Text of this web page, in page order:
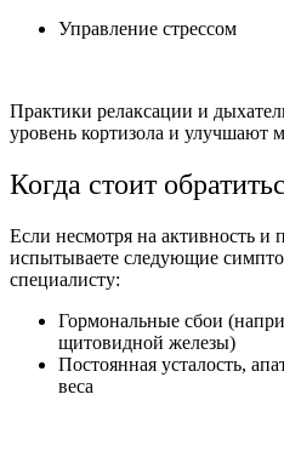
Управление стрессом
Практики релаксации и
уровень кортизола и улучшают
Когда стоит
Если несмотря на активность
испытываете следующие
специалисту:
Гормональные сбои
щитовидной железы)
Постоянная усталость,
веса